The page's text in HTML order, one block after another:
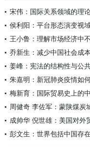
宋伟：国际关系领域的理
侯利阳：平台形态演变视
王小鲁：理解市场经济中
乔新生：减少中国社会成
姜峰：宪法的结构性与
朱嘉明：新冠肺炎疫情如
梅新育：国际贸易史上的
周健奇 李佐军：蒙陕煤炭
彭文生：世界包括中国存